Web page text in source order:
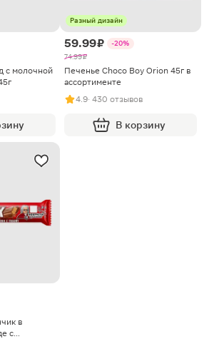
с молочной
Разный дизайн
59.99 ₽
-20%
74.99 ₽
Печенье Choco Boy Orion 45г в
ассортименте
4.9· 430 отзывов
В корзину
в
с